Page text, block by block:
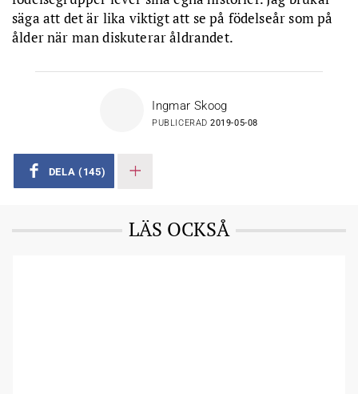
säga att det är lika viktigt att se på födelseår som på
ålder när man diskuterar åldrandet.
Ingmar Skoog
PUBLICERAD2019-05-08
DELA (145)
LÄS OCKSÅ